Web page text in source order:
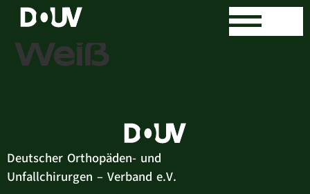
Dr. med. Ulrike
Weiß
Deutscher Orthopäden- und
Unfallchirurgen – Verband e.V.